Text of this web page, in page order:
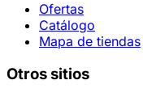
Ofertas
Catálogo
Mapa de tiendas
Otros sitios